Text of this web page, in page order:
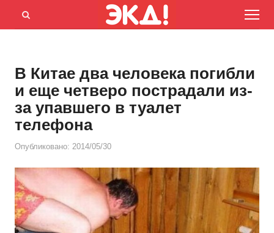
Menu
Открыть
В Китае два человека погибли
и еще четверо пострадали из-
за упавшего в туалет
телефона
Опубликовано: 2014/05/30